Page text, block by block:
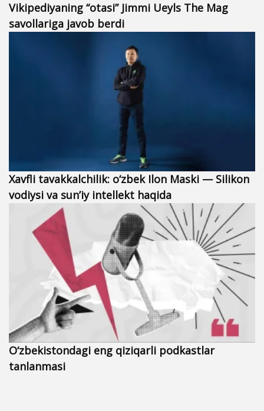
Vikipediyaning “otasi” Jimmi Ueyls The Mag
savollariga javob berdi
Xavfli tavakkalchilik: o‘zbek Ilon Maski — Silikon
vodiysi va sun’iy intellekt haqida
O‘zbekistondagi eng qiziqarli podkastlar
tanlanmasi